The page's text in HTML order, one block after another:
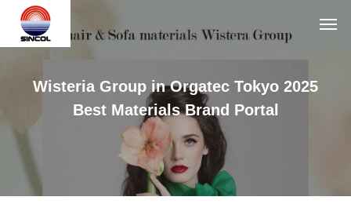
Wisteria Group in Orgatec Tokyo 2025
Best Materials Brand Portal